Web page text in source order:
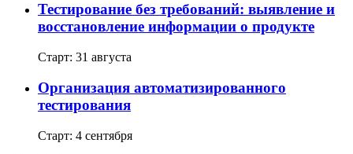
Тестирование без требований: выявление и
восстановление информации о продукте
Старт: 31 августа
Организация автоматизированного
тестирования
Старт: 4 сентября